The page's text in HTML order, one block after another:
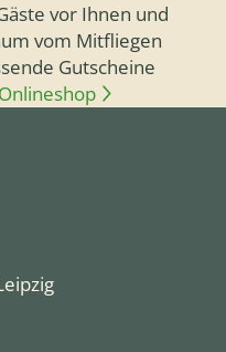
vor Ihnen und
vom Mitfliegen
Gutscheine
Onlineshop